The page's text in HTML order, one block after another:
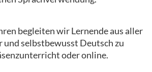
begleiten wir Lernende aus aller
und selbstbewusst Deutsch zu
oder online.